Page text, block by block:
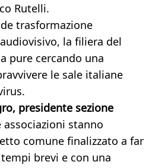
Rutelli.
trasformazione
la filiera del
pure cercando una
le sale italiane
presidente sezione
associazioni stanno
comune finalizzato a far
brevi e con una